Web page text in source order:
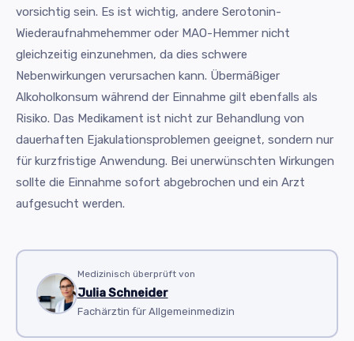
vorsichtig sein. Es ist wichtig, andere Serotonin-
Wiederaufnahmehemmer oder MAO-Hemmer nicht
gleichzeitig einzunehmen, da dies schwere
Nebenwirkungen verursachen kann. Übermäßiger
Alkoholkonsum während der Einnahme gilt ebenfalls als
Risiko. Das Medikament ist nicht zur Behandlung von
dauerhaften Ejakulationsproblemen geeignet, sondern nur
für kurzfristige Anwendung. Bei unerwünschten Wirkungen
sollte die Einnahme sofort abgebrochen und ein Arzt
aufgesucht werden.
Medizinisch überprüft von
Julia Schneider
Fachärztin für Allgemeinmedizin